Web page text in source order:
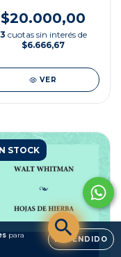
para
ENTENDIDO
$20.000,00
3 cuotas sin interés de
$6.666,67
VER
STOCK